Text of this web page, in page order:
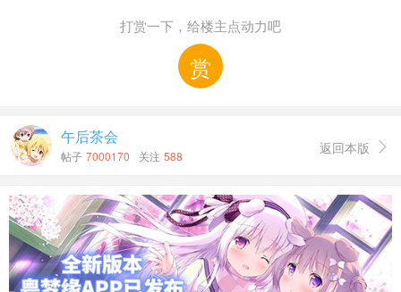
打赏一下，给楼主点动力吧
赏
午后茶会
帖子 7000170 关注 588 返回本版 